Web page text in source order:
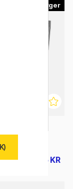
Chrome
165 KR
235 KR